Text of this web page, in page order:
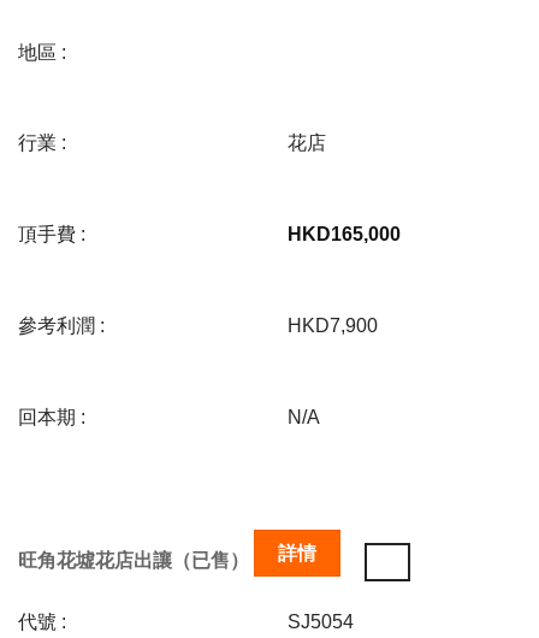
地區 :
行業 : 花店
頂手費 : HKD165,000
參考利潤 : HKD7,900
回本期 : N/A
旺角花墟花店出讓（已售） 詳情
代號 : SJ5054